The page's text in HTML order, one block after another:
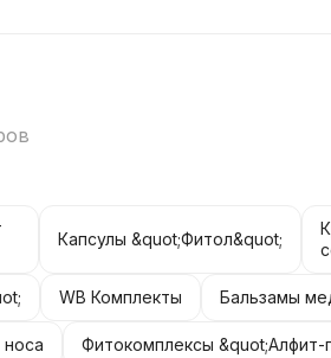
Капсулы &quot;Фитол&quot;
WB Комплекты Бальзамы
Фитокомплексы &quot;Алфит-